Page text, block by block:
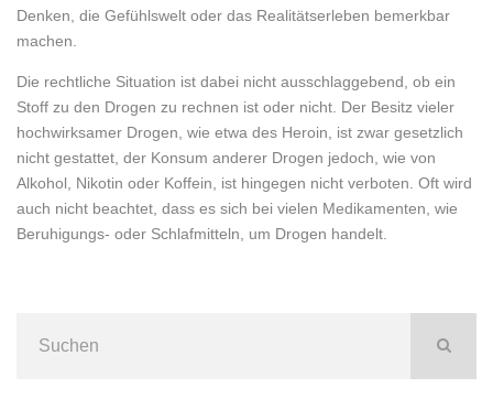
Denken, die Gefühlswelt oder das Realitätserleben bemerkbar
machen.
Die rechtliche Situation ist dabei nicht ausschlaggebend, ob ein
Stoff zu den Drogen zu rechnen ist oder nicht. Der Besitz vieler
hochwirksamer Drogen, wie etwa des Heroin, ist zwar gesetzlich
nicht gestattet, der Konsum anderer Drogen jedoch, wie von
Alkohol, Nikotin oder Koffein, ist hingegen nicht verboten. Oft wird
auch nicht beachtet, dass es sich bei vielen Medikamenten, wie
Beruhigungs- oder Schlafmitteln, um Drogen handelt.